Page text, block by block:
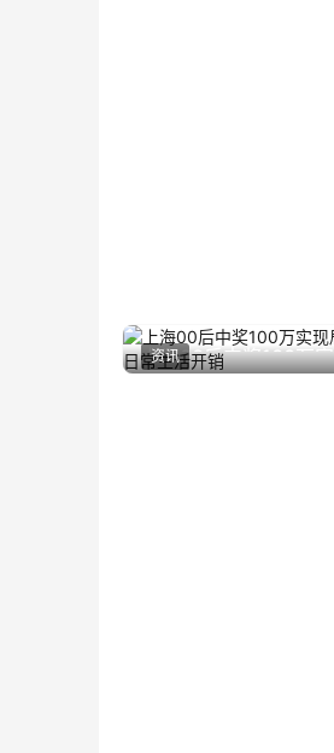
上海00后中奖100万
2024年5月10日
资讯